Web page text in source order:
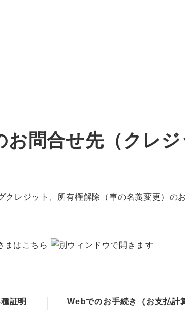
問合せ先（クレジ
クレジット、所有権解除（車の名義変更）の
まはこちら
証明
Webでのお手続き（お支払計